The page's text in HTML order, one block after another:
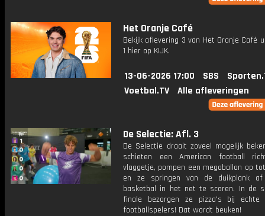
Het Oranje Café
Bekijk aflevering 3 van Het Oranje Café
1 hier op KIJK.
13-06-2026 17:00 SBS
Voetbal.TV
Alle afleveringen
De Selectie: Afl. 3
De Selectie draait zoveel mogelijk
schieten een American football
vlaggetje, pompen een megaballon op
en ze springen van de duikplank
basketbal in het net te scoren. In de
finale bezorgen ze pizza's bij echte
footballspelers! Dat wordt beuken!